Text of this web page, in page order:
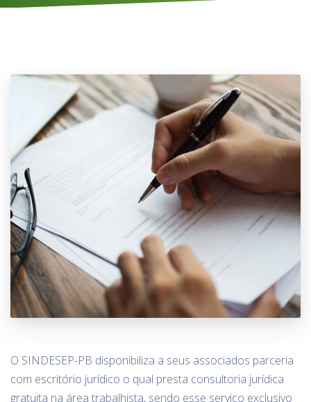
O SINDESEP-PB disponibiliza a seus associados parceria
com escritório jurídico o qual presta consultoria jurídica
gratuita na área trabalhista, sendo esse serviço exclusivo